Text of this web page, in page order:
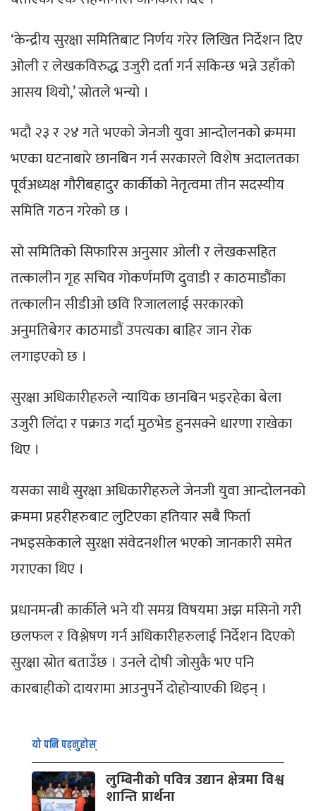
‘केन्द्रीय सुरक्षा समितिबाट निर्णय गरेर लिखित निर्देशन दिए
ओली र लेखकविरुद्ध उजुरी दर्ता गर्न सकिन्छ भन्ने उहाँको
आसय थियो,’ स्रोतले भन्यो ।
भदौ २३ र २४ गते भएको जेनजी युवा आन्दोलनको क्रममा
भएका घटनाबारे छानबिन गर्न सरकारले विशेष अदालतका
पूर्वअध्यक्ष गौरीबहादुर कार्कीको नेतृत्वमा तीन सदस्यीय
समिति गठन गरेको छ ।
सो समितिको सिफारिस अनुसार ओली र लेखकसहित
तत्कालीन गृह सचिव गोकर्णमणि दुवाडी र काठमाडौंका
तत्कालीन सीडीओ छवि रिजाललाई सरकारको
अनुमतिबेगर काठमाडौं उपत्यका बाहिर जान रोक
लगाइएको छ ।
सुरक्षा अधिकारीहरुले न्यायिक छानबिन भइरहेका बेला
उजुरी लिँदा र पक्राउ गर्दा मुठभेड हुनसक्ने धारणा राखेका
थिए ।
यसका साथै सुरक्षा अधिकारीहरुले जेनजी युवा आन्दोलनको
क्रममा प्रहरीहरुबाट लुटिएका हतियार सबै फिर्ता
नभइसकेकाले सुरक्षा संवेदनशील भएको जानकारी समेत
गराएका थिए ।
प्रधानमन्त्री कार्कीले भने यी समग्र विषयमा अझ मसिनो गरी
छलफल र विश्लेषण गर्न अधिकारीहरुलाई निर्देशन दिएको
सुरक्षा स्रोत बताउँछ । उनले दोषी जोसुकै भए पनि
कारबाहीको दायरामा आउनुपर्ने दोहोर्‍याएकी थिइन् ।
यो पनि पढ्नुहोस्
लुम्बिनीको पवित्र उद्यान क्षेत्रमा विश्व
शान्ति प्रार्थना